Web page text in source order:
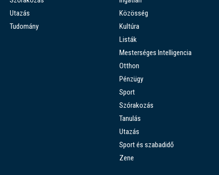
Utazás
Tudomány
Közösség
Kultúra
Listák
Mesterséges Intelligencia
Otthon
Pénzügy
Sport
Szórakozás
Tanulás
Utazás
Sport és szabadidő
Zene